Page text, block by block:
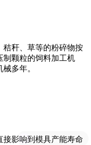
秸秆、草等的粉碎物按
制颗粒的饲料加工机
多年。
接影响到模具产能寿命
有优惠活动么？